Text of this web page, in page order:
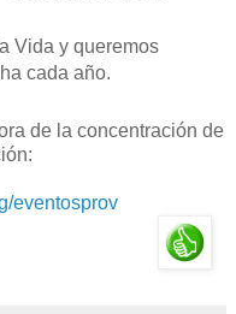
Vida y queremos
cada año.
de la concentración de
eventosprov